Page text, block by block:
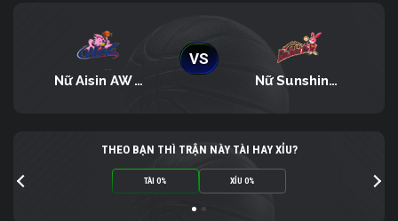
Nữ Aisin AW Wings
VS
Nữ Sunshine Rabbits
THEO BẠN THÌ TRẬN NÀY TÀI HAY XỈU?
TÀI 0% XỈU 0%